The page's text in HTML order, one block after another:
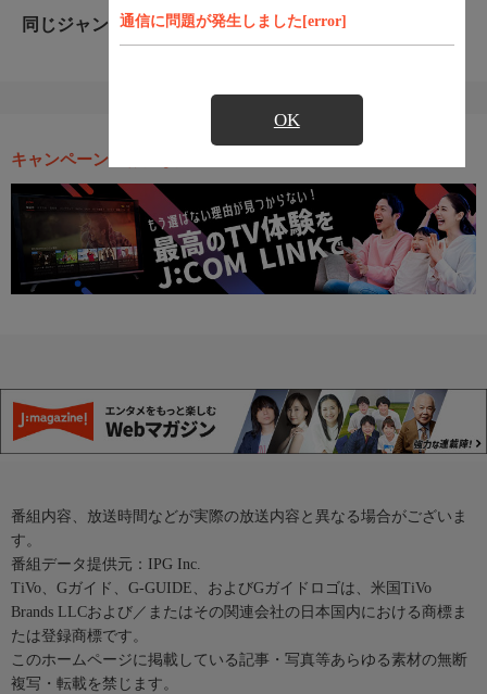
通信に問題が発生しました[error]
OK
同じジャンルのおすすめ番組
キャンペーン・お得な情報
番組内容、放送時間などが実際の放送内容と異なる場合がございま
す。
番組データ提供元：IPG Inc.
TiVo、Gガイド、G-GUIDE、およびGガイドロゴは、米国TiVo
Brands LLCおよび／またはその関連会社の日本国内における商標ま
たは登録商標です。
このホームページに掲載している記事・写真等あらゆる素材の無断
複写・転載を禁じます。